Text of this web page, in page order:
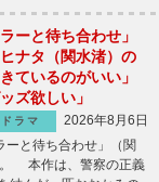
ーと待ち合わせ」
ナタ（関水渚）の
ているのがいい」
ズ欲しい」
ドラマ
2026年8月6日
と待ち合わせ」（関
。 本作は、警察の正義